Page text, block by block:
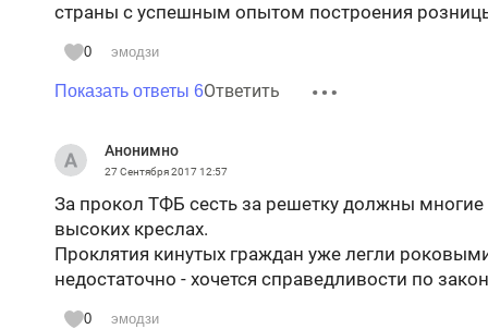
страны с успешным опытом построения
0 эмодзи
Показать ответы 6Ответить
Анонимно
27 Сентября 201712:57
За прокол ТФБ сесть за решетку должны многие
высоких креслах.
Проклятия кинутых граждан уже легли
недостаточно - хочется справедливости по
0 эмодзи